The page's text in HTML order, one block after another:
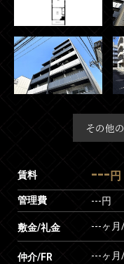
その他
賃料 --- 円
管理費 ---円
敷金/礼金 ---ヶ月
仲介/FR ---ヶ月